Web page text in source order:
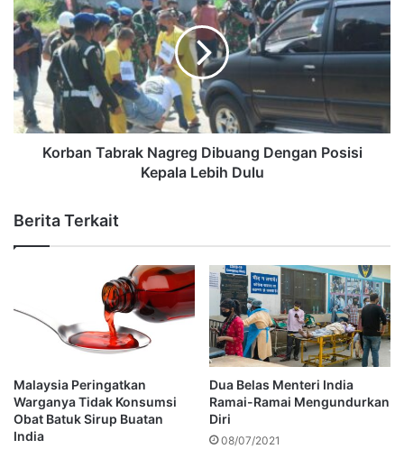
Korban Tabrak Nagreg Dibuang Dengan Posisi
Kepala Lebih Dulu
Berita Terkait
Malaysia Peringatkan
Warganya Tidak Konsumsi
Obat Batuk Sirup Buatan
India
Dua Belas Menteri India
Ramai-Ramai Mengundurkan
Diri
08/07/2021